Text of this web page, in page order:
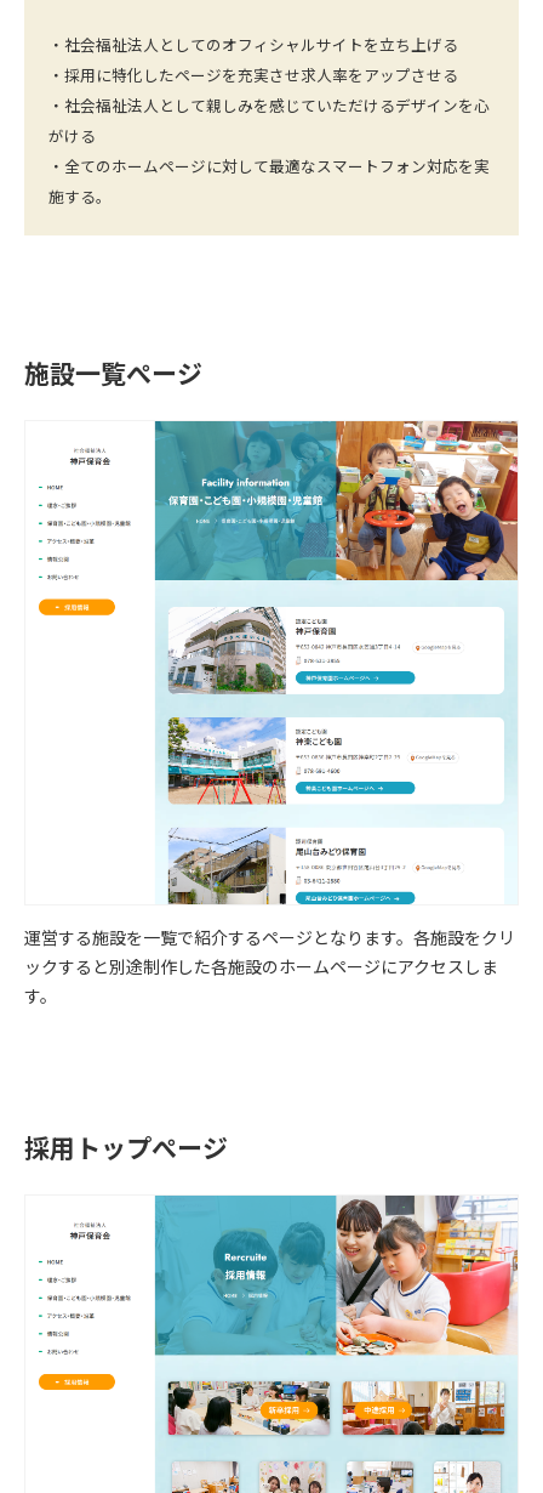
・社会福祉法人としてのオフィシャルサイトを立ち上げる
・採用に特化したページを充実させ求人率をアップさせる
・社会福祉法人として親しみを感じていただけるデザインを心
がける
・全てのホームページに対して最適なスマートフォン対応を実
施する。
施設一覧ぺージ
運営する施設を一覧で紹介するページとなります。各施設をクリ
ックすると別途制作した各施設のホームページにアクセスしま
す。
採用トップぺージ